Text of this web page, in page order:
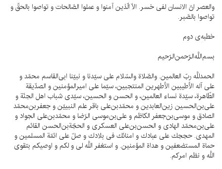
والعصر انّ الانسان لفى خسر. الّا الّذين آمنوا و عملوا الصّالحات و تواصوا بالحقّ و
تواصوا بالصّبر.
خطبه‌ى دوم
بسم‌اللَّه‌الرّحمن‌الرّحيم
الحمدللَّه ربّ العالمين. والصّلاة والسّلام على سيّدنا و نبيّنا ابى‌القاسم محمّد و
على آله الأطيبين الأطهرين المنتجبين، سيّما على اميرالمؤمنين و الصدّيقة
الطّاهرة، سيّدة نساء العالمين، و الحسن و الحسين، سيّدى شباب اهل الجنّة و
على‌بن‌الحسين زين‌العابدين و محمّدبن‌على باقر علم النبييّن و جعفربن‌محمّد
الصادق و موسى‌بن‌جعفر الكاظم و على‌بن‌موسى الرّضا و محمّدبن‌على الجواد و
على‌بن‌محمّد الهادى و الحسن‌بن‌على العسكرى و الحجّةبن‌الحسن القائم
المهدى. حججك على عبادك و امنائك فى بلادك و صلّ على ائمّة المسلمين و
حماة المستضعفين و هداة المؤمنين. و استغفر اللَّه لى و لكم و اوصيكم بتقوى
اللَّه و نظم امركم.